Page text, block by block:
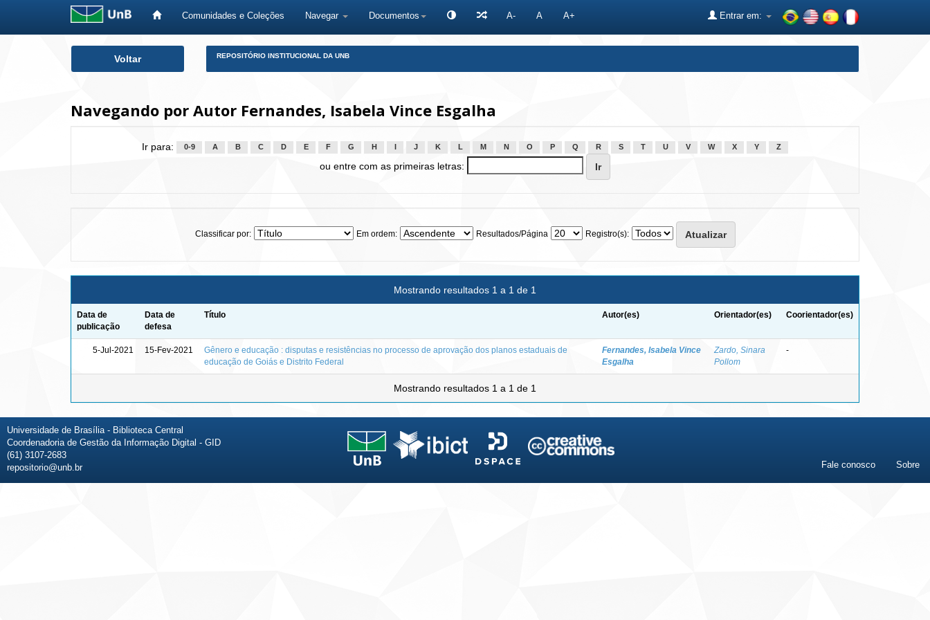
Comunidades e Coleções Navegar Documentos A- A A+ Entrar em:
Voltar REPOSITÓRIO INSTITUCIONAL DA UNB
Navegando por Autor Fernandes, Isabela Vince Esgalha
Ir para: 0-9 A B C D E F G H J K L M N O P Q R S T U V W X Y Z
ou entre com as primeiras letras:
Classificar por: Em ordem: Resultados/Página Registro(s):
Mostrando resultados 1 a 1 de 1
Data de
publicação
Data de
defesa
Título Autor(es) Orientador(es) Coorientador(es)
5-Jul-2021 15-Fev-2021
Gênero e educação : disputas e resistências no processo de aprovação dos planos estaduais de
educação de Goiás e Distrito Federal
Fernandes, Isabela Vince
Esgalha
Zardo, Sinara
Pollom
-
Mostrando resultados 1 a 1 de 1
Universidade de Brasília - Biblioteca Central
Coordenadoria de Gestão da Informação Digital - GID
(61) 3107-2683
repositorio@unb.br
Fale conosco Sobre